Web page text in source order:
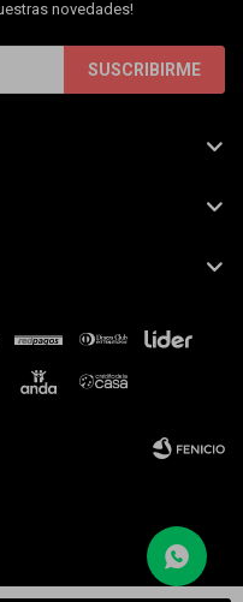
novedades!
SUSCRIBIRME